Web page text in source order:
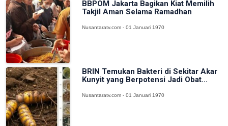
BBPOM Jakarta Bagikan Kiat Memilih
Takjil Aman Selama Ramadhan
Nusantaratv.com - 01 Januari 1970
BRIN Temukan Bakteri di Sekitar Akar
Kunyit yang Berpotensi Jadi Obat...
Nusantaratv.com - 01 Januari 1970